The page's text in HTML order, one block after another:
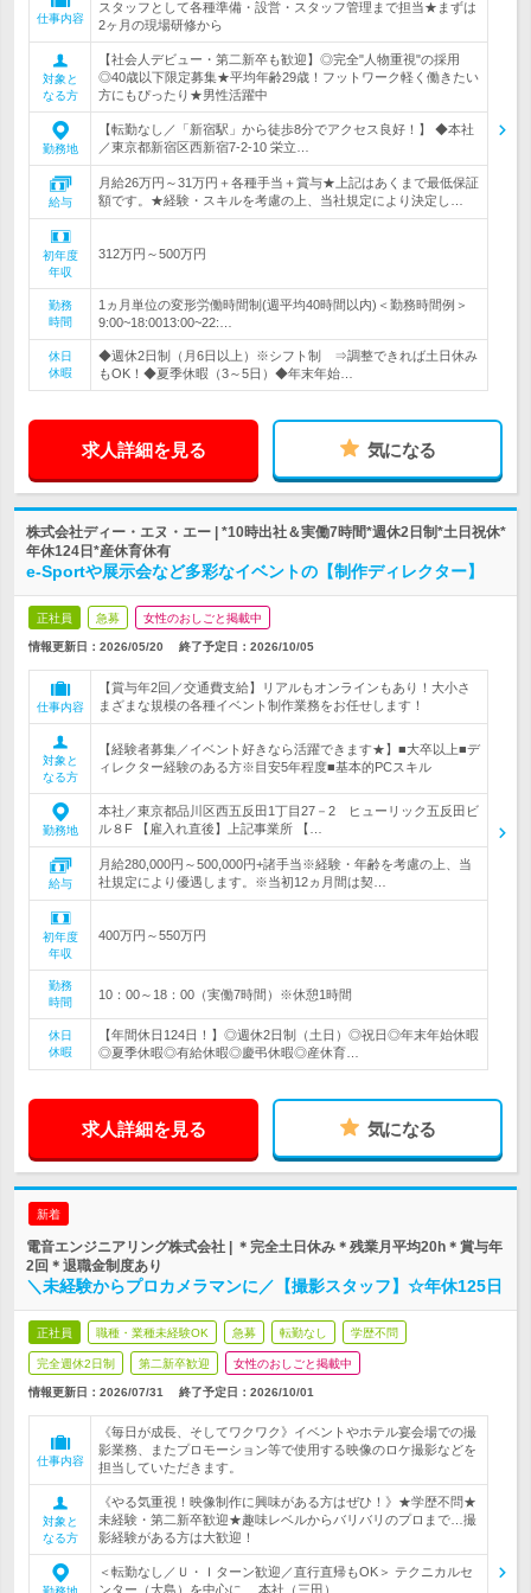
仕事内容
スタッフとして各種準備・設営・スタッフ管理まで担当★まずは
2ヶ月の現場研修から
対象と
なる方
【社会人デビュー・第二新卒も歓迎】◎完全"人物重視"の採用
◎40歳以下限定募集★平均年齢29歳！フットワーク軽く働きたい
方にもぴったり★男性活躍中
勤務地
【転勤なし／「新宿駅」から徒歩8分でアクセス良好！】 ◆本社
／東京都新宿区西新宿7-2-10 栄立…
給与
月給26万円～31万円＋各種手当＋賞与★上記はあくまで最低保証
額です。★経験・スキルを考慮の上、当社規定により決定し…
初年度
年収
312万円～500万円
勤務
時間
1ヵ月単位の変形労働時間制(週平均40時間以内)＜勤務時間例＞
9:00~18:0013:00~22:…
休日
休暇
◆週休2日制（月6日以上）※シフト制 ⇒調整できれば土日休み
もOK！◆夏季休暇（3～5日）◆年末年始…
求人詳細を見る 気になる
株式会社ディー・エヌ・エー | *10時出社＆実働7時間*週休2日制*土日祝休*
年休124日*産休育休有
e-Sportや展示会など多彩なイベントの【制作ディレクター】
正社員 急募 女性のおしごと掲載中
情報更新日：2026/05/20 終了予定日： 2026/10/05
仕事内容
【賞与年2回／交通費支給】リアルもオンラインもあり！大小さ
まざまな規模の各種イベント制作業務をお任せします！
対象と
なる方
【経験者募集／イベント好きなら活躍できます★】■大卒以上■デ
ィレクター経験のある方※目安5年程度■基本的PCスキル
勤務地
本社／東京都品川区西五反田1丁目27－2 ヒューリック五反田ビ
ル８F 【雇入れ直後】上記事業所 【…
給与
月給280,000円～500,000円+諸手当※経験・年齢を考慮の上、当
社規定により優遇します。※当初12ヵ月間は契…
初年度
年収
400万円～550万円
勤務
時間
10：00～18：00（実働7時間）※休憩1時間
休日
休暇
【年間休日124日！】◎週休2日制（土日）◎祝日◎年末年始休暇
◎夏季休暇◎有給休暇◎慶弔休暇◎産休育…
求人詳細を見る 気になる
新着
電音エンジニアリング株式会社 | ＊完全土日休み＊残業月平均20h＊賞与年
2回＊退職金制度あり
＼未経験からプロカメラマンに／【撮影スタッフ】☆年休125日
正社員 職種・業種未経験OK 急募 転勤なし 学歴不問
完全週休2日制 第二新卒歓迎 女性のおしごと掲載中
情報更新日：2026/07/31 終了予定日： 2026/10/01
仕事内容
《毎日が成長、そしてワクワク》イベントやホテル宴会場での撮
影業務、またプロモーション等で使用する映像のロケ撮影などを
担当していただきます。
対象と
なる方
《やる気重視！映像制作に興味がある方はぜひ！》★学歴不問★
未経験・第二新卒歓迎★趣味レベルからバリバリのプロまで…撮
影経験がある方は大歓迎！
＜転勤なし／Ｕ・Ｉターン歓迎／直行直帰もOK＞ テクニカルセ
ンター（大島）を中心に、 本社（三田）…